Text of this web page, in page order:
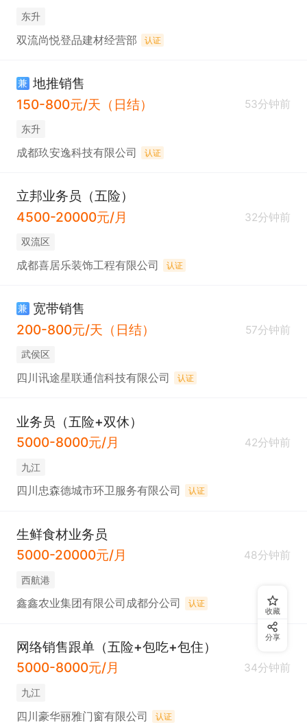
东升
双流尚悦登品建材经营部 认证
兼 地推销售
150-800元/天（日结）
53分钟前
东升
成都玖安逸科技有限公司 认证
立邦业务员（五险）
4500-20000元/月
32分钟前
双流区
成都喜居乐装饰工程有限公司 认证
兼 宽带销售
200-800元/天（日结）
57分钟前
武侯区
四川讯途星联通信科技有限公司 认证
业务员（五险+双休）
5000-8000元/月
42分钟前
九江
四川忠森德城市环卫服务有限公司 认证
生鲜食材业务员
5000-20000元/月
48分钟前
西航港
鑫鑫农业集团有限公司成都分公司 认证
网络销售跟单（五险+包吃+包住）
5000-8000元/月
34分钟前
九江
四川豪华丽雅门窗有限公司 认证
收藏
分享